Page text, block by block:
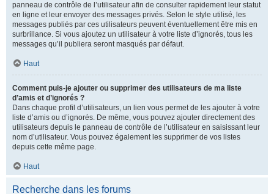
panneau de contrôle de l’utilisateur afin de consulter rapidement leur statut
en ligne et leur envoyer des messages privés. Selon le style utilisé, les
messages publiés par ces utilisateurs peuvent éventuellement être mis en
surbrillance. Si vous ajoutez un utilisateur à votre liste d’ignorés, tous les
messages qu’il publiera seront masqués par défaut.
Haut
Comment puis-je ajouter ou supprimer des utilisateurs de ma liste
d’amis et d’ignorés ?
Dans chaque profil d’utilisateurs, un lien vous permet de les ajouter à votre
liste d’amis ou d’ignorés. De même, vous pouvez ajouter directement des
utilisateurs depuis le panneau de contrôle de l’utilisateur en saisissant leur
nom d’utilisateur. Vous pouvez également les supprimer de vos listes
depuis cette même page.
Haut
Recherche dans les forums